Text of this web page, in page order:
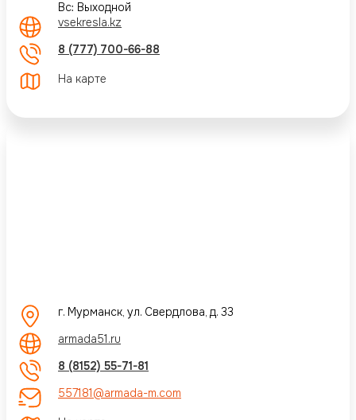
Вс: Выходной
vsekresla.kz
8 (777) 700-66-88
На карте
г. Мурманск, ул. Свердлова, д. 33
armada51.ru
8 (8152) 55-71-81
557181@armada-m.com